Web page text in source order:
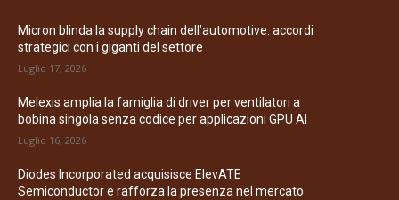
Micron blinda la supply chain dell’automotive: accordi
strategici con i giganti del settore
Luglio 17, 2026
Melexis amplia la famiglia di driver per ventilatori a
bobina singola senza codice per applicazioni GPU AI
Luglio 16, 2026
Diodes Incorporated acquisisce ElevATE
Semiconductor e rafforza la presenza nel mercato